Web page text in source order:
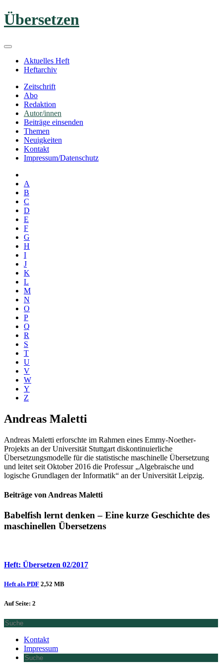
Zum
Inhalt
Übersetzen
Aktuelles Heft
Heftarchiv
Zeitschrift
Abo
Redaktion
Autor/innen
Beiträge einsenden
Themen
Neuigkeiten
Kontakt
Impressum/Datenschutz
A
B
C
D
E
F
G
H
I
J
K
L
M
N
O
P
Q
R
S
T
U
V
W
Y
Z
Andreas Maletti
Andreas Maletti erforschte im Rahmen eines Emmy-Noether-
Projekts an der Universität Stuttgart diskontinuierliche
Übersetzungsmodelle für die statistische maschinelle Übersetzung
und leitet seit Oktober 2016 die Professur „Algebraische und
logische Grundlagen der Informatik“ an der Universität Leipzig.
Beiträge von Andreas Maletti
Babelfish lernt denken – Eine kurze Geschichte des
maschinellen Übersetzens
Heft: Übersetzen 02/2017
Heft als PDF 2,52 MB
Auf Seite: 2
Kontakt
Impressum